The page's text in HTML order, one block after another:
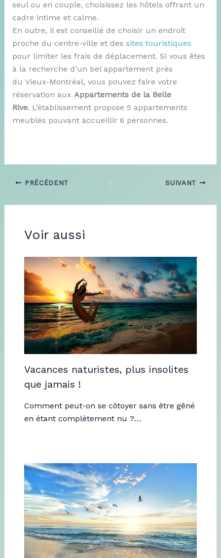
seul ou en couple, choisissez les hôtels offrant un
cadre intime et calme.
En outre, il est conseillé de choisir un endroit
proche du centre-ville et des sites touristiques
pour limiter les frais de déplacement. Si vous êtes
à la recherche d’un bel appartement près
du Vieux-Montréal, vous pouvez faire votre
réservation aux Appartements de la Belle
Rive. L’établissement propose 5 appartements
meublés pouvant accueillir 6 personnes.
PRÉCÉDENT SUIVANT
Voir aussi
Vacances naturistes, plus insolites
que jamais !
Comment peut-on se côtoyer sans être gêné
en étant complètement nu ?…